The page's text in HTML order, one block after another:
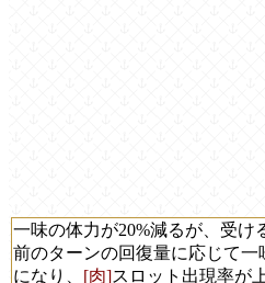
一味の体力が20%減るが、受け
前のターンの回復量に応じて一
になり、 [肉]スロット出現率が